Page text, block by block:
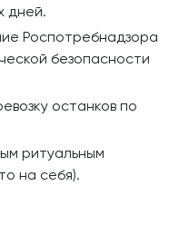
дней.
Роспотребнадзора
безопасности
останков по
ритуальным
на себя).